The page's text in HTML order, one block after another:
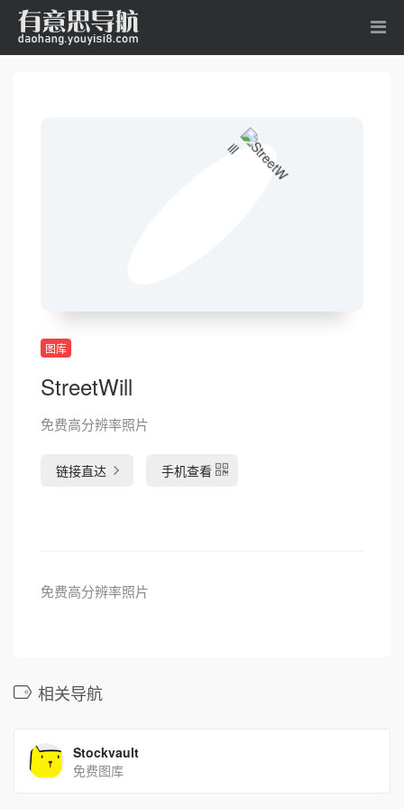
图库
StreetWill
免费高分辨率照片
链接直达 手机查看
免费高分辨率照片
相关导航
Stockvault
免费图库